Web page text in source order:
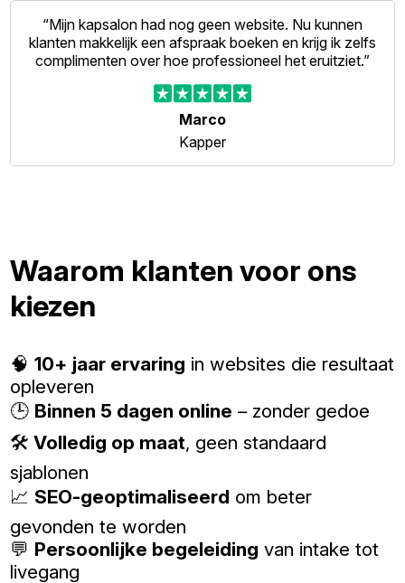
“Mijn kapsalon had nog geen website. Nu kunnen
klanten makkelijk een afspraak boeken en krijg ik zelfs
complimenten over hoe professioneel het eruitziet.”
Marco
Kapper
Waarom klanten voor ons
kiezen
🧠10+ jaar ervaring in websites die resultaat
opleveren
🕒 Binnen 5 dagen online – zonder gedoe
🛠️Volledig op maat, geen standaard
sjablonen
📈 SEO-geoptimaliseerd om beter
gevonden te worden
💬 Persoonlijke begeleiding van intake tot
livegang